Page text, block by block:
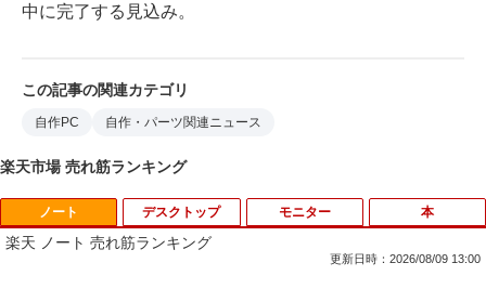
中に完了する見込み。
この記事の関連カテゴリ
自作PC 自作・パーツ関連ニュース
楽天市場 売れ筋ランキング
ノート
楽天 ノート 売れ筋ランキング
更新日時：2026/08/09 13:00
デスクトップ モニター 本